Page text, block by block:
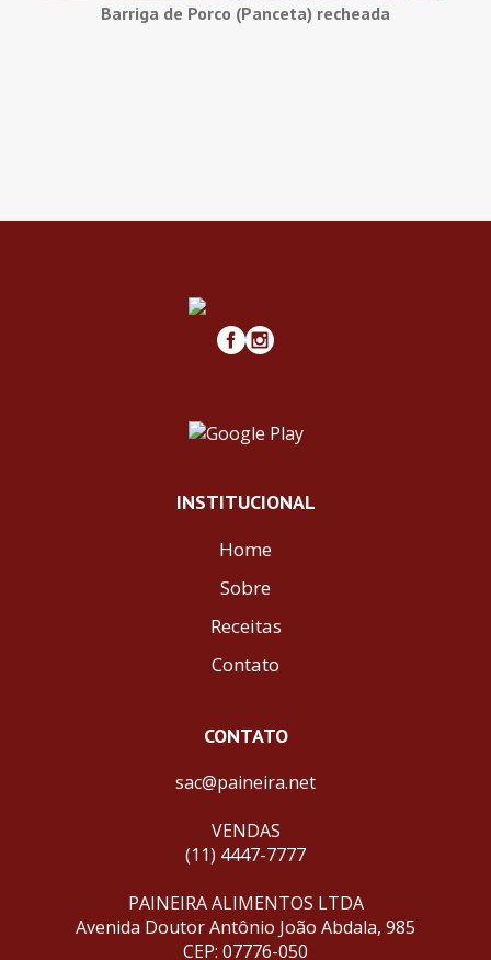
Barriga de Porco (Panceta) recheada
INSTITUCIONAL
Home
Sobre
Receitas
Contato
CONTATO
sac@paineira.net
VENDAS
(11) 4447-7777
PAINEIRA ALIMENTOS LTDA
Avenida Doutor Antônio João Abdala, 985
CEP: 07776-050